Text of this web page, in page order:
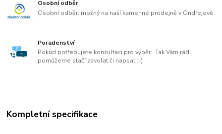
Osobní odběr
Osobní odběr: možný na naší kamenné prodejně v Ondřejově
.
Poradenství
Pokud potřebujete konzultaci pro výběr . Tak Vám rádi
pomůžeme stačí zavolat či napsat :-)
Kompletní specifikace